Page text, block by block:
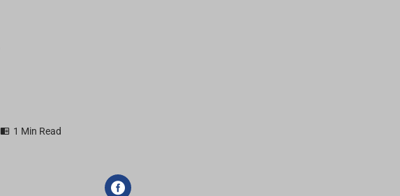
1 Min Read